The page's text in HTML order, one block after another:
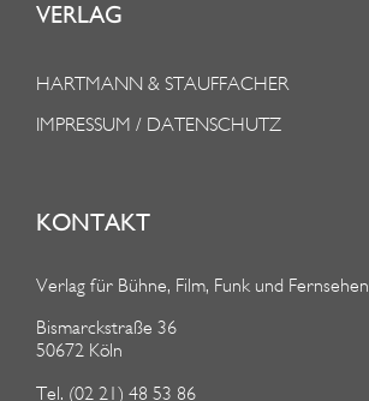
VERLAG
HARTMANN & STAUFFACHER
IMPRESSUM / DATENSCHUTZ
KONTAKT
Verlag für Bühne, Film, Funk und Fernsehen
Bismarckstraße 36
50672 Köln
Tel. (02 21) 48 53 86